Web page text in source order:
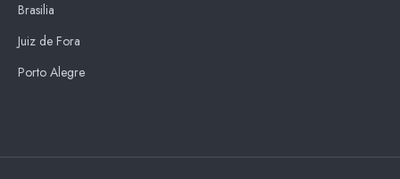
Brasilia
Juiz de Fora
Porto Alegre